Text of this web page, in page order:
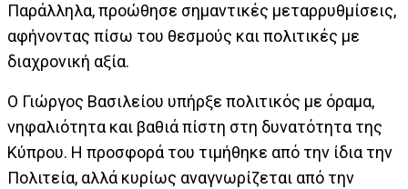
Παράλληλα, προώθησε σημαντικές μεταρρυθμίσεις,
αφήνοντας πίσω του θεσμούς και πολιτικές με
διαχρονική αξία.
Ο Γιώργος Βασιλείου υπήρξε πολιτικός με όραμα,
νηφαλιότητα και βαθιά πίστη στη δυνατότητα της
Κύπρου. Η προσφορά του τιμήθηκε από την ίδια την
Πολιτεία, αλλά κυρίως αναγνωρίζεται από την